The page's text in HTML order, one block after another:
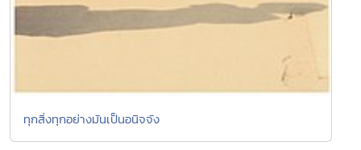
ทุกสิ่งทุกอย่างมันเป็นอนิจจัง